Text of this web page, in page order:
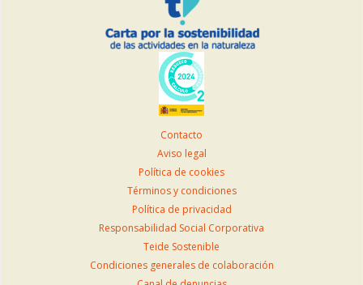
Contacto
Aviso legal
Política de cookies
Términos y condiciones
Política de privacidad
Responsabilidad Social Corporativa
Teide Sostenible
Condiciones generales de colaboración